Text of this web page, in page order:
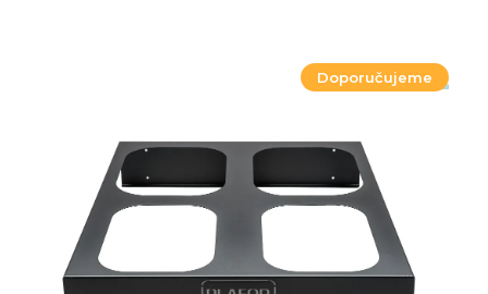
Doporučujeme